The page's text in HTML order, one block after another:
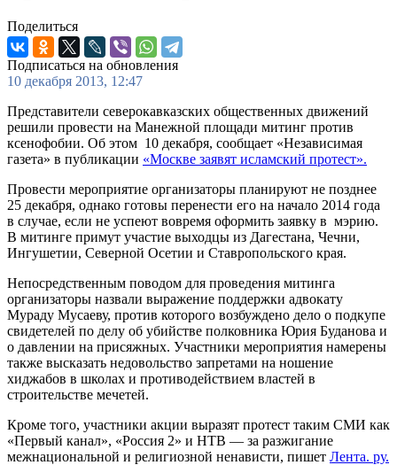
Поделиться
Подписаться на обновления
10 декабря 2013, 12:47
Представители северокавказских общественных движений
решили провести на Манежной площади митинг против
ксенофобии. Об этом 10 декабря, сообщает «Независимая
газета» в публикации «Москве заявят исламский протест».
Провести мероприятие организаторы планируют не позднее
25 декабря, однако готовы перенести его на начало 2014 года
в случае, если не успеют вовремя оформить заявку в мэрию.
В митинге примут участие выходцы из Дагестана, Чечни,
Ингушетии, Северной Осетии и Ставропольского края.
Непосредственным поводом для проведения митинга
организаторы назвали выражение поддержки адвокату
Мураду Мусаеву, против которого возбуждено дело о подкупе
свидетелей по делу об убийстве полковника Юрия Буданова и
о давлении на присяжных. Участники мероприятия намерены
также высказать недовольство запретами на ношение
хиджабов в школах и противодействием властей в
строительстве мечетей.
Кроме того, участники акции выразят протест таким СМИ как
«Первый канал», «Россия 2» и НТВ — за разжигание
межнациональной и религиозной ненависти, пишет Лента. ру.